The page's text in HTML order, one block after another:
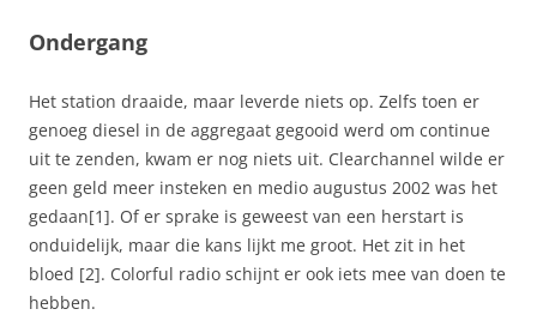
Ondergang
Het station draaide, maar leverde niets op. Zelfs toen er
genoeg diesel in de aggregaat gegooid werd om continue
uit te zenden, kwam er nog niets uit. Clearchannel wilde er
geen geld meer insteken en medio augustus 2002 was het
gedaan[1]. Of er sprake is geweest van een herstart is
onduidelijk, maar die kans lijkt me groot. Het zit in het
bloed [2]. Colorful radio schijnt er ook iets mee van doen te
hebben.